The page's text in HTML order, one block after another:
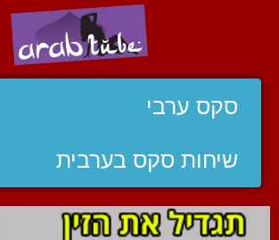
סקס ערבי
שיחות סקס בערבית